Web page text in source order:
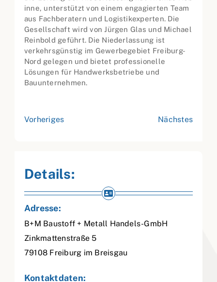
inne, unterstützt von einem engagierten Team
aus Fachberatern und Logistikexperten. Die
Gesellschaft wird von Jürgen Glas und Michael
Reinbold geführt. Die Niederlassung ist
verkehrsgünstig im Gewerbegebiet Freiburg-
Nord gelegen und bietet professionelle
Lösungen für Handwerksbetriebe und
Bauunternehmen.
Vorheriges Nächstes
Details:
Adresse:
B+M Baustoff + Metall Handels-GmbH
Zinkmattenstraße 5
79108 Freiburg im Breisgau
Kontaktdaten: